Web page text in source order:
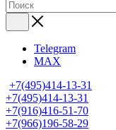
Telegram
MAX
+7(495)414-13-31
+7(495)414-13-31
+7(916)416-51-70
+7(966)196-58-29